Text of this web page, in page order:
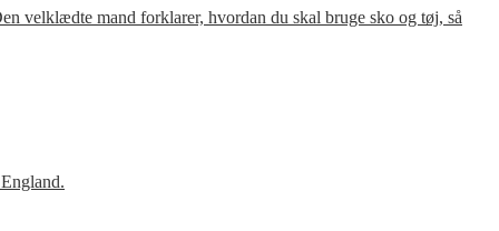
velklædte mand forklarer, hvordan du skal bruge sko og tøj, så